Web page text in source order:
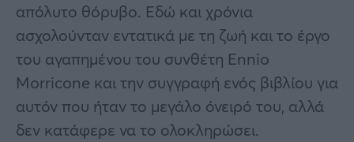
απόλυτο θόρυβο. Εδώ και χρόνια
ασχολούνταν εντατικά με τη ζωή και το έργο
του αγαπημένου του συνθέτη Ennio
Morricone και την συγγραφή ενός βιβλίου για
αυτόν που ήταν το μεγάλο όνειρό του, αλλά
δεν κατάφερε να το ολοκληρώσει.